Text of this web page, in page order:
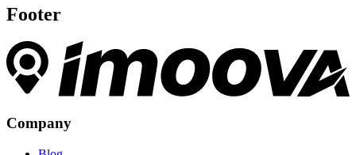
Footer
Company